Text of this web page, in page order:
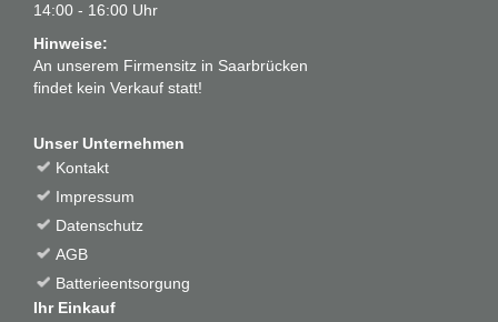
14:00 - 16:00 Uhr
Hinweise:
An unserem Firmensitz in Saarbrücken
findet kein Verkauf statt!
Unser Unternehmen
Kontakt
Impressum
Datenschutz
AGB
Batterieentsorgung
Ihr Einkauf